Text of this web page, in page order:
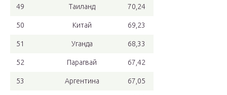
49 Таиланд 70,24
50 Китай 69,23
51 Уганда 68,33
52 Парагвай 67,42
53 Аргентина 67,05